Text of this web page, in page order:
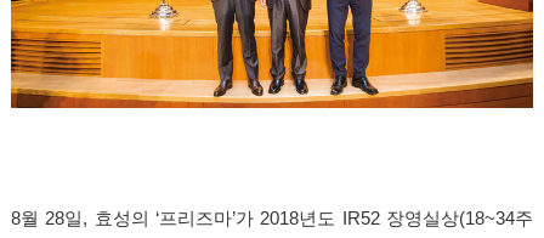
8월 28일, 효성의 ‘프리즈마’가 2018년도 IR52 장영실상(18~34주